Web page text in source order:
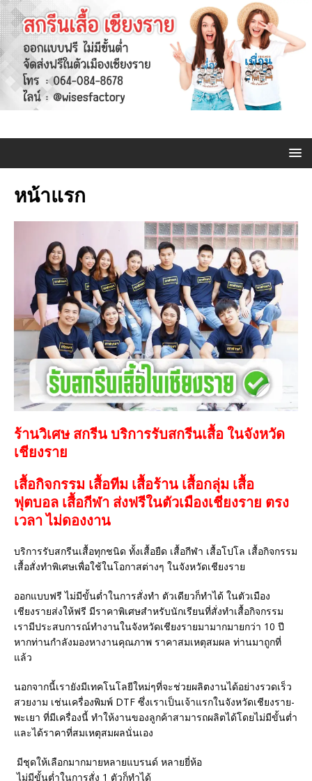
หน้าแรก
ร้านวิเศษ สกรีน บริการรับสกรีนเสื้อ ในจังหวัด
เชียงราย
เสื้อกิจกรรม เสื้อทีม เสื้อร้าน เสื้อกลุ่ม เสื้อ
ฟุตบอล เสื้อกีฬา ส่งฟรีในตัวเมืองเชียงราย ตรง
เวลา ไม่ดองงาน
บริการรับสกรีนเสื้อทุกชนิด ทั้งเสื้อยืด เสื้อกีฬา เสื้อโปโล เสื้อกิจกรรม
เสื้อสั่งทำพิเศษเพื่อใช้ในโอกาสต่างๆ ในจังหวัดเชียงราย
ออกแบบฟรี ไม่มีขั้นต่ำในการสั่งทำ ตัวเดียวก็ทำได้ ในตัวเมือง
เชียงรายส่งให้ฟรี มีราคาพิเศษสำหรับนักเรียนที่สั่งทำเสื้อกิจกรรม
เรามีประสบการณ์ทำงานในจังหวัดเชียงรายมามากมายกว่า 10 ปี
หากท่านกำลังมองหางานคุณภาพ ราคาสมเหตุสมผล ท่านมาถูกที่
แล้ว
นอกจากนี้เรายังมีเทคโนโลยีใหม่ๆที่จะช่วยผลิตงานได้อย่างรวดเร็ว
สวยงาม เช่นเครื่องพิมพ์ DTF ซึ่งเราเป็นเจ้าแรกในจังหวัดเชียงราย-
พะเยา ที่มีเครื่องนี้ ทำให้งานของลูกค้าสามารถผลิตได้โดยไม่มีขั้นต่ำ
และได้ราคาที่สมเหตุสมผลนั่นเอง
มีชุดให้เลือกมากมายหลายแบรนด์ หลายยี่ห้อ
ไม่มีขั้นต่ำในการสั่ง 1 ตัวก็ทำได้